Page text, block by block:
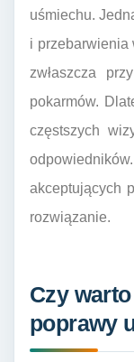
uśmiechu.
i przebarwienia
zwłaszcza
pokarmów.
częstszych
akceptujących
rozwiązanie.
Czy
poprawy